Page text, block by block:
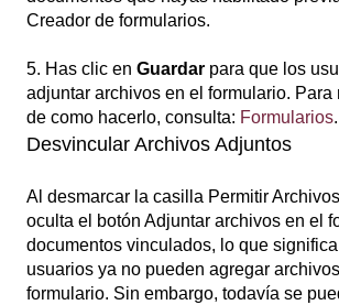
Creador de formularios.
5. Has clic en Guardar para que los
adjuntar archivos en el formulario. Para
de como hacerlo, consulta: Formularios.
Desvincular Archivos Adjuntos
Al desmarcar la casilla Permitir
oculta el botón Adjuntar archivos en el
documentos vinculados, lo que
usuarios ya no pueden agregar
formulario. Sin embargo, todavía se